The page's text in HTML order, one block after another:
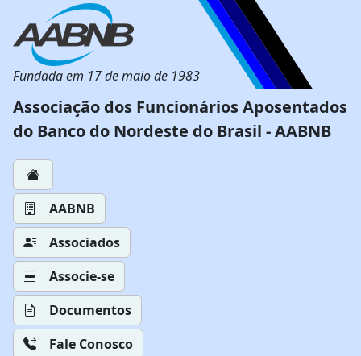
Fundada em 17 de maio de 1983
Associação dos Funcionários Aposentados
do Banco do Nordeste do Brasil - AABNB
AABNB
Associados
Associe-se
Documentos
Fale Conosco